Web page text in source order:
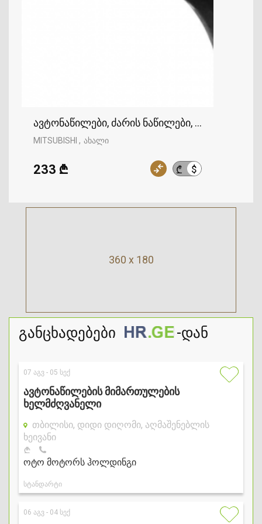
ავტონაწილები, ძარის ნაწილები, ფრთა,
MITSUBISHI ახალი
₾ $
233 ₾
360 x 180